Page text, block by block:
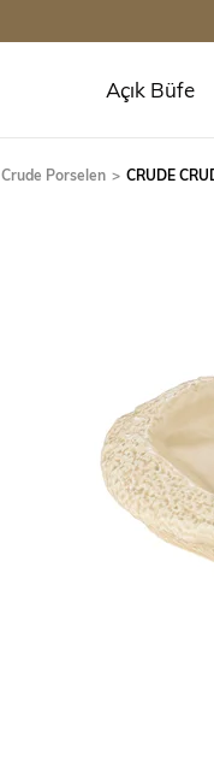
Açık Büfe
Crude Porselen CRUDE